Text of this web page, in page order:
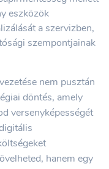
eszközök
a szervizben,
szempontjainak
nem pusztán
döntés, amely
versenyképességét
hanem egy